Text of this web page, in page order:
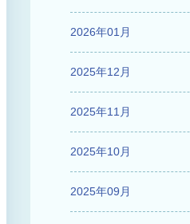
2026年01月
2025年12月
2025年11月
2025年10月
2025年09月